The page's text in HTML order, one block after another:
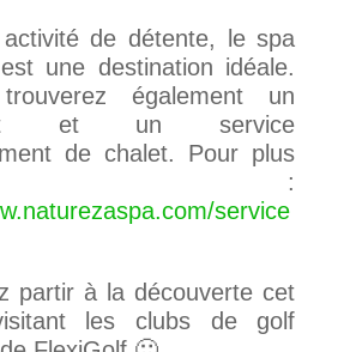
de détente, le spa
une destination idéale.
également un
et un service
de chalet. Pour plus
:
service
partir à la découverte cet
les clubs de golf